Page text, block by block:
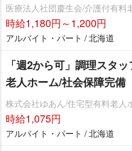
医療法人社団慶生会/介護付有料
時給1,180円～1,200円
アルバイト・パート / 北海道
「週2から可」調理スタ
老人ホーム/社会保障完備
株式会社ゆあん/住宅型有料老人
時給1,075円
アルバイト・パート / 北海道